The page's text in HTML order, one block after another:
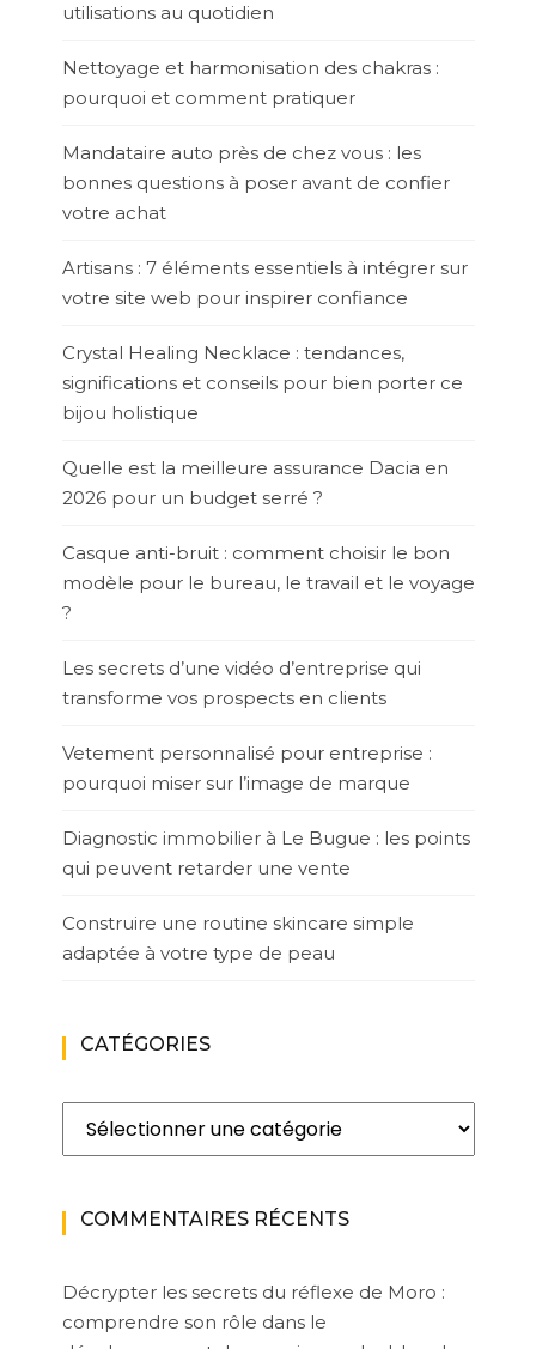
utilisations au quotidien
Nettoyage et harmonisation des chakras :
pourquoi et comment pratiquer
Mandataire auto près de chez vous : les
bonnes questions à poser avant de confier
votre achat
Artisans : 7 éléments essentiels à intégrer sur
votre site web pour inspirer confiance
Crystal Healing Necklace : tendances,
significations et conseils pour bien porter ce
bijou holistique
Quelle est la meilleure assurance Dacia en
2026 pour un budget serré ?
Casque anti-bruit : comment choisir le bon
modèle pour le bureau, le travail et le voyage
?
Les secrets d’une vidéo d’entreprise qui
transforme vos prospects en clients
Vetement personnalisé pour entreprise :
pourquoi miser sur l’image de marque
Diagnostic immobilier à Le Bugue : les points
qui peuvent retarder une vente
Construire une routine skincare simple
adaptée à votre type de peau
CATÉGORIES
Catégories
COMMENTAIRES RÉCENTS
Décrypter les secrets du réflexe de Moro :
comprendre son rôle dans le